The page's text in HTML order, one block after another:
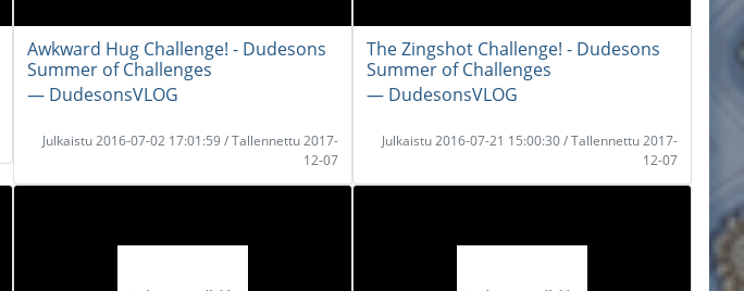
Awkward Hug Challenge! - Dudesons
Summer of Challenges
― DudesonsVLOG
Julkaistu 2016-07-02 17:01:59 / Tallennettu 2017-
12-07
The Zingshot Challenge! - Dudesons
Summer of Challenges
― DudesonsVLOG
Julkaistu 2016-07-21 15:00:30 / Tallennettu 2017-
12-07